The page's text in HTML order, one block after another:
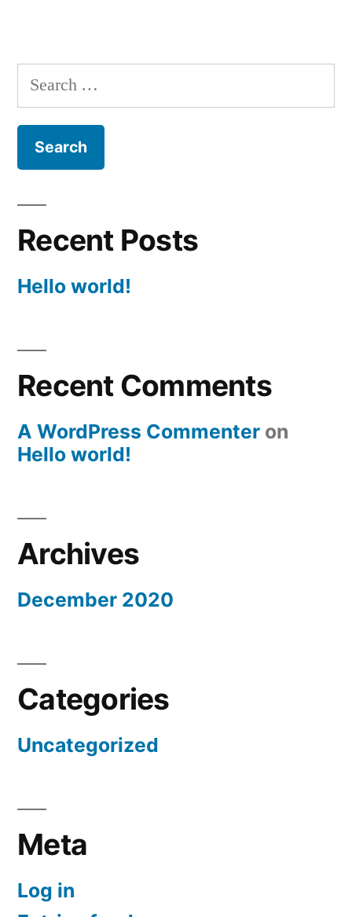
Search
for:
Recent Posts
Hello world!
Recent Comments
A WordPress Commenter on
Hello world!
Archives
December 2020
Categories
Uncategorized
Meta
Log in